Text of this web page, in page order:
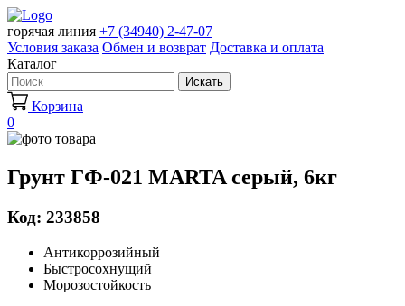
горячая линия +7 (34940) 2-47-07
Условия заказа Обмен и возврат Доставка и оплата
Каталог
Искать
Корзина
0
Грунт ГФ-021 MARTA серый, 6кг
Код: 233858
Антикоррозийный
Быстросохнущий
Морозостойкость